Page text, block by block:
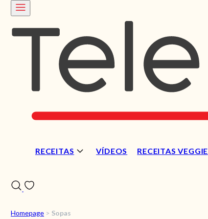
RECEITAS VÍDEOS RECEITAS VEGGIE
Homepage > Sopas